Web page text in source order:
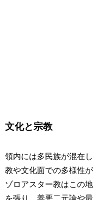
文化と宗教
領内には多民族が混在
教や文化面での多様性
ゾロアスター教はこの